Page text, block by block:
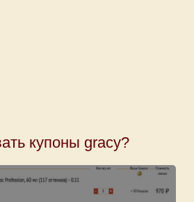
купоны gracy?